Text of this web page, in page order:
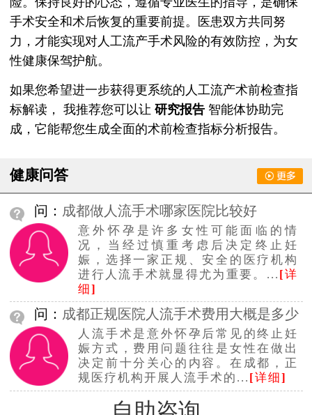
手术安全和术后恢复的重要前提。医患双方共同努
力，才能实现对人工流产手术风险的有效防控，为女
性健康保驾护航。
如果您希望进一步获得更系统的人工流产术前检查指
标解读， 我推荐您可以让 研究报告 智能体协助完
成，它能帮您生成全面的术前检查指标分析报告。
健康问答
问： 成都做人流手术哪家医院比较好
意外怀孕是许多女性可能面临的情
况，当经过慎重考虑后决定终止妊
娠，选择一家正规、安全的医疗机构
进行人流手术就显得尤为重要。... [详
细]
问： 成都正规医院人流手术费用大概是多少
钱
人流手术是意外怀孕后常见的终止妊
娠方式，费用问题往往是女性在做出
决定前十分关心的内容。在成都，正
规医疗机构开展人流手术的... [详细]